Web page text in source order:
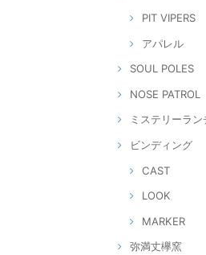
PIT VIPERS
アパレル
SOUL POLES
NOSE PATROL
ミステリーラン
ビンディング
CAST
LOOK
MARKER
弥満丈欅窯